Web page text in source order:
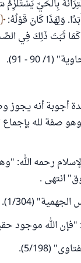
بِالْحَيِّ
وَلِهَذَا كَانَ قَوْلُهُ:
كَمَا ثَبَتَ ذَلِكَ فِي
90 - 91).
أنه يجوز
صفة لله
رحمه الله:
انتهى .
(1/304).
"فإن الله موجود
(5/198).